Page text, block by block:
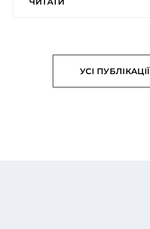
УСІ ПУБЛІКАЦІЇ